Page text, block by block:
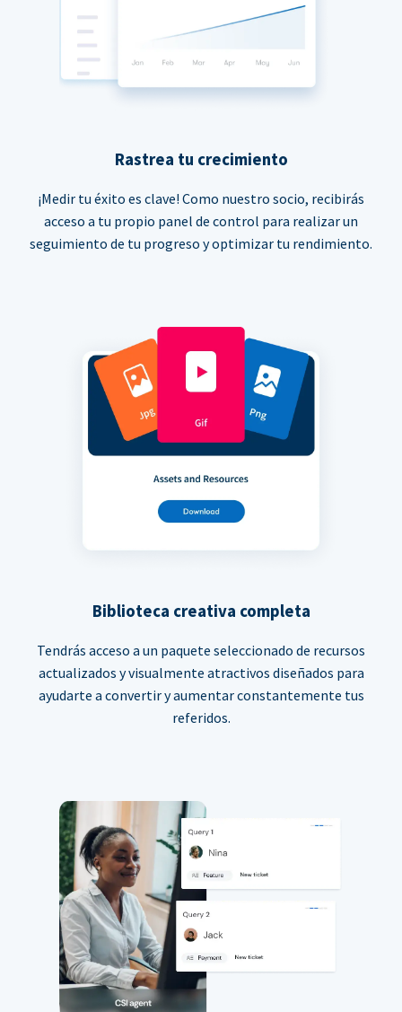
Rastrea tu crecimiento
¡Medir tu éxito es clave! Como nuestro socio, recibirás
acceso a tu propio panel de control para realizar un
seguimiento de tu progreso y optimizar tu rendimiento.
Biblioteca creativa completa
Tendrás acceso a un paquete seleccionado de recursos
actualizados y visualmente atractivos diseñados para
ayudarte a convertir y aumentar constantemente tus
referidos.